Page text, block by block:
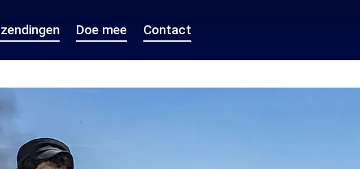
Doe mee Contact